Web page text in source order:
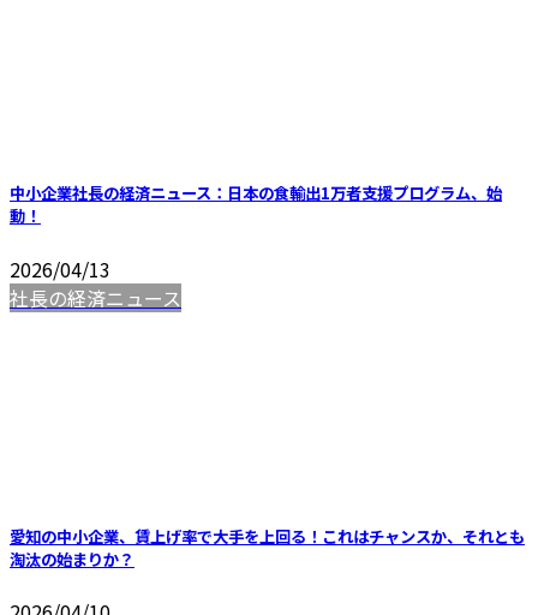
中小企業社長の経済ニュース：日本の食輸出1万者支援プログラム、始
動！
2026/04/13
社長の経済ニュース
愛知の中小企業、賃上げ率で大手を上回る！これはチャンスか、それとも
淘汰の始まりか？